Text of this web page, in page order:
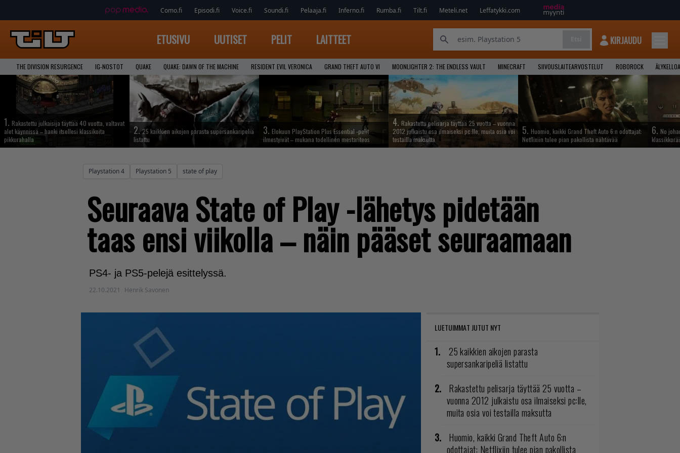
Como.fi Episodi.fi Voice.fi Soundi.fi Pelaaja.fi Inferno.fi Rumba.fi Tilt.fi Meteli.net Leffatykki.com
ETUSIVU UUTISET PELIT LAITTEET KIRJAUDU
THE DIVISION RESURGENCE IG-NOSTOT QUAKE QUAKE: DAWN OF THE MACHINE RESIDENT EVIL VERONICA GRAND THEFT AUTO VI MOONLIGHTER 2: THE ENDLESS VAULT MINECRAFT SIIVOUSLAITEARVOSTELUT ROBOROCK
1. Rakastettu julkaisija täyttää 40 vuotta, valtavat
alet käynnissä – hanki itsellesi klassikoita
pikkurahalla
2.25 kaikkien aikojen parasta supersankaripeliä
listattu
3. Elokuun PlayStation Plus Essential -pelit
ilmestyivät – mukana todellinen mestariteos
4. Rakastettu pelisarja täyttää 25 vuotta – vuonna
2012 julkaistu osa ilmaiseksi pc:lle, muita osia voi
testailla maksutta
5. Huomio, kaikki Grand Theft Auto 6:n odottajat:
Netflixiin tulee pian pakollista nähtävää
6. No
Playstation 4 Playstation 5 state of play
Seuraava State of Play -lähetys pidetään
taas ensi viikolla – näin pääset seuraamaan
PS4- ja PS5-pelejä esittelyssä.
22.10.2021 Henrik Savonen
LUETUIMMAT JUTUT NYT
25 kaikkien aikojen parasta
supersankaripeliä listattu
Rakastettu pelisarja täyttää 25 vuotta –
vuonna 2012 julkaistu osa ilmaiseksi pc:lle,
muita osia voi testailla maksutta
Huomio, kaikki Grand Theft Auto 6:n
odottajat: Netflixiin tulee pian pakollista